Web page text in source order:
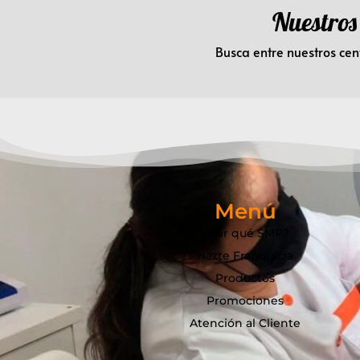
Busca entre nuestros
Menú
¿Por qué SMP?
Hazte Franquicia
Productos
Promociones
Atención al Cliente